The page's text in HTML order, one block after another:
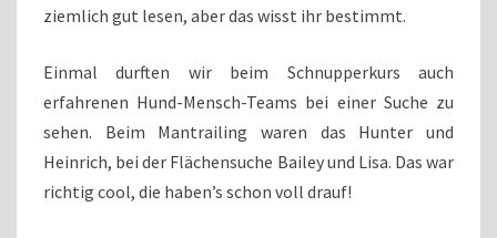
ziemlich gut lesen, aber das wisst ihr bestimmt.
Einmal durften wir beim Schnupperkurs auch
erfahrenen Hund-Mensch-Teams bei einer Suche zu
sehen. Beim Mantrailing waren das Hunter und
Heinrich, bei der Flächensuche Bailey und Lisa. Das war
richtig cool, die haben’s schon voll drauf!